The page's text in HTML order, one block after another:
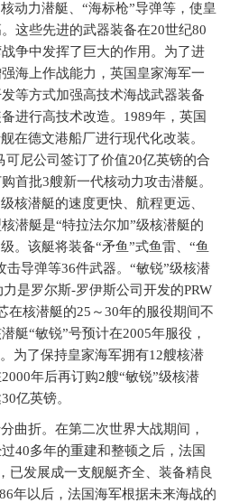
动力潜艇、“海标枪”导弹等，使皇
这些先进的武器装备在20世纪80
争中发挥了巨大的作用。为了进
海上作战能力，英国皇家海军一
等方式加强高技术海战武器装备
进行高技术改造。 1989年，英国
在德文港船厂进行现代化改装。
可尼公司签订了价值20亿英镑的合
首批3艘新一代核动力攻击潜艇。
核潜艇的速度更快、航程更远、
潜艇是“特拉法尔加”级核潜艇的
。该艇将装备“矛鱼”式鱼雷、“鱼
击导弹等36件武器。“敏锐”级核潜
力是罗尔斯-罗伊斯公司开发的PRW
在核潜艇的25 ～30年的服役期间不
艇“敏锐”号预计在2005年服役，
为了保持皇家海军拥有12艘核潜
2000年后再订购2艘“敏锐”级核潜
30亿英镑。
曲折。在第二次世界大战期间，
40多年的重建和整顿之后，法国
已发展成一支舰艇齐全、装备精良
年以后，法国海军根据未来海战的